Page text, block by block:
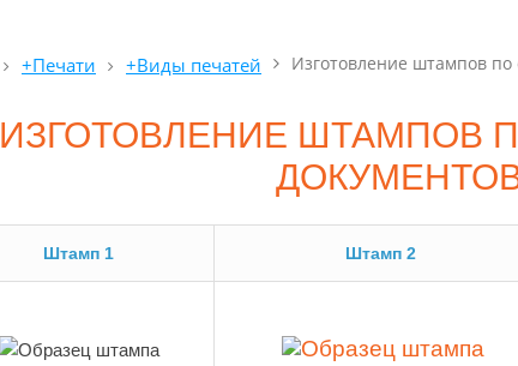
+Печати +Виды печатей Изготовление штампов по
ИЗГОТОВЛЕНИЕ ШТАМПОВ
Штамп 1 Штамп 2